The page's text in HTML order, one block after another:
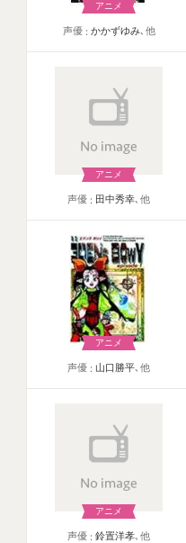
アニメ
声優 かかずゆみ､他
アニメ
声優 田中秀幸､他
アニメ
声優 山口勝平､他
アニメ
声優 鈴置洋孝､他